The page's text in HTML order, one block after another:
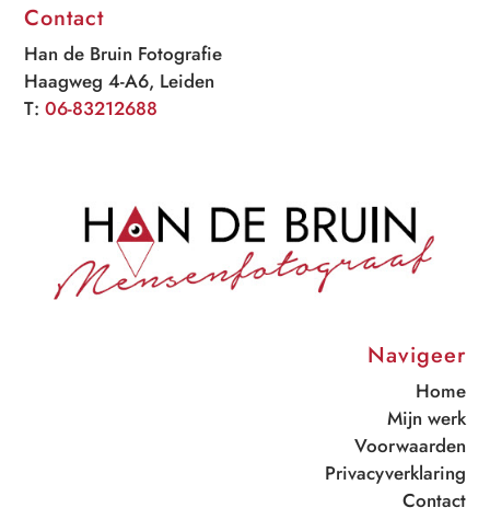
Contact
Han de Bruin Fotografie
Haagweg 4-A6, Leiden
T:06-83212688
Navigeer
Home
Mijn werk
Voorwaarden
Privacyverklaring
Contact